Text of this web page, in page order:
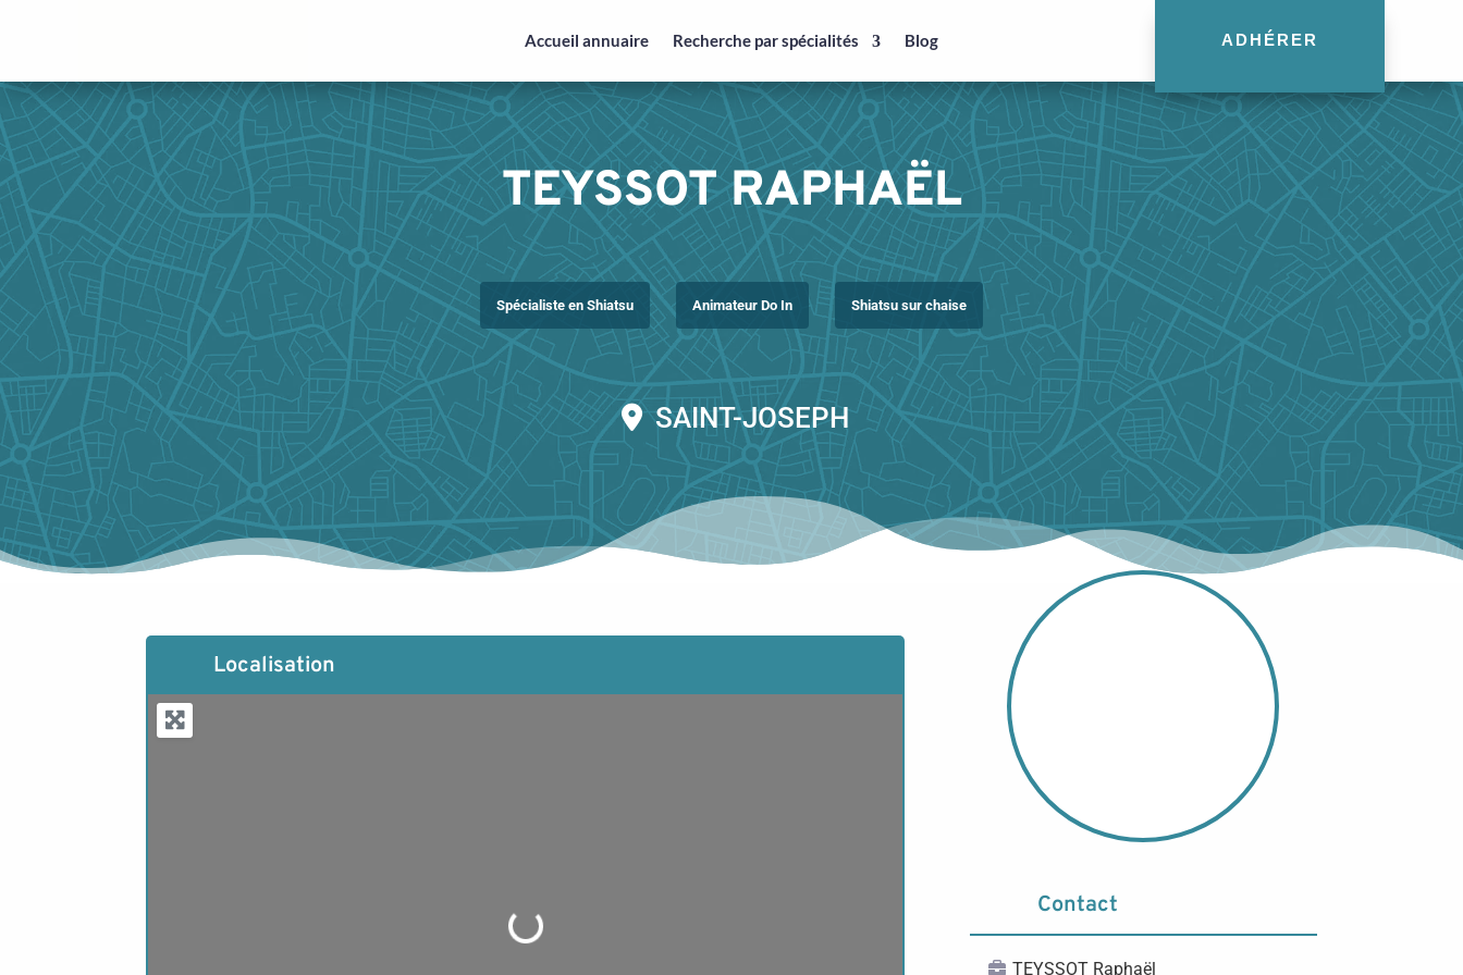
Accueil annuaire Recherche par spécialités Blog ADHÉRER
TEYSSOT RAPHAËL
Spécialiste en Shiatsu Animateur Do In Shiatsu sur chaise
SAINT-JOSEPH
Localisation
Loading...
Contact
TEYSSOT Raphaël